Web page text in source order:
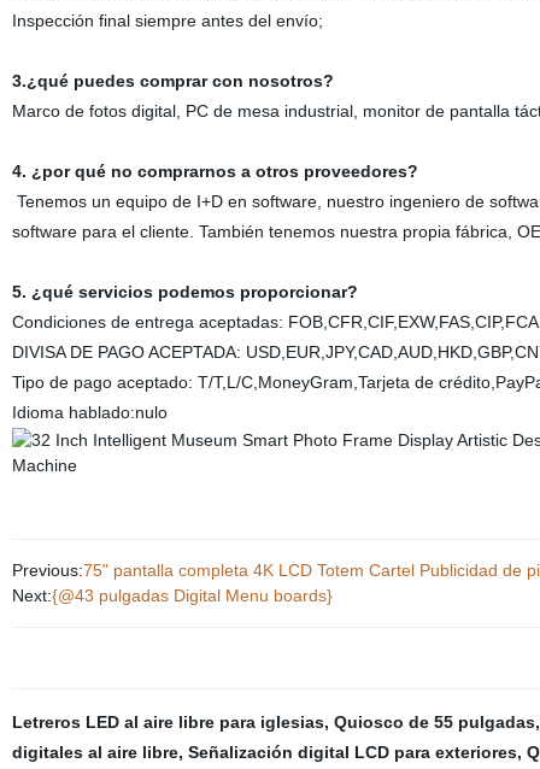
Inspección final siempre antes del envío;
3.¿qué puedes comprar con nosotros?
Marco de fotos digital, PC de mesa industrial, monitor de pantalla
4. ¿por qué no comprarnos a otros proveedores?
Tenemos un equipo de I+D en software, nuestro ingeniero de
software para el cliente. También tenemos nuestra propia fábrica,
5. ¿qué servicios podemos proporcionar?
Condiciones de entrega aceptadas:
DIVISA DE PAGO ACEPTADA:
Tipo de pago aceptado: T/T,L/C,MoneyGram,Tarjeta de
Idioma hablado:nulo
Previous:75" pantalla completa 4K LCD Totem Cartel Publicidad de
Next:{@43 pulgadas Digital Menu boards}
Letreros LED al aire libre para iglesias, Quiosco de 55 pulgadas
digitales al aire libre, Señalización digital LCD para exteriores,